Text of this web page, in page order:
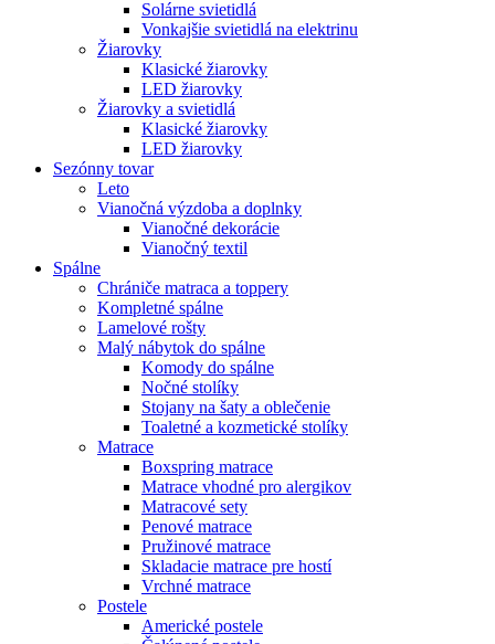
Solárne svietidlá
Vonkajšie svietidlá na elektrinu
Žiarovky
Klasické žiarovky
LED žiarovky
Žiarovky a svietidlá
Klasické žiarovky
LED žiarovky
Sezónny tovar
Leto
Vianočná výzdoba a doplnky
Vianočné dekorácie
Vianočný textil
Spálne
Chrániče matraca a toppery
Kompletné spálne
Lamelové rošty
Malý nábytok do spálne
Komody do spálne
Nočné stolíky
Stojany na šaty a oblečenie
Toaletné a kozmetické stolíky
Matrace
Boxspring matrace
Matrace vhodné pro alergikov
Matracové sety
Penové matrace
Pružinové matrace
Skladacie matrace pre hostí
Vrchné matrace
Postele
Americké postele